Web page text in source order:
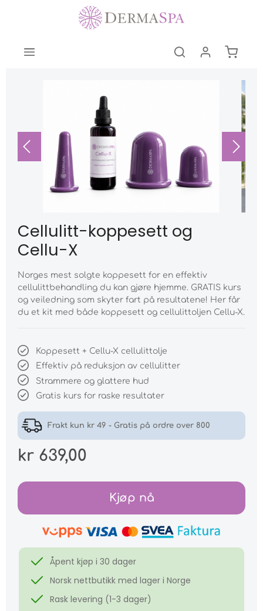
Cellulitt-koppesett og
Cellu-X
Norges mest solgte koppesett for en effektiv
cellulittbehandling du kan gjøre hjemme. GRATIS kurs
og veiledning som skyter fart på resultatene! Her får
du et kit med både koppesett og cellulittoljen Cellu-X.
Koppesett + Cellu-X cellulittolje
Effektiv på reduksjon av cellulitter
Strammere og glattere hud
Gratis kurs for raske resultater
Frakt kun kr 49 - Gratis på ordre over 800
kr 639,00
Kjøp nå
Åpent kjøp i 30 dager
Norsk nettbutikk med lager i Norge
Rask levering (1-3 dager)